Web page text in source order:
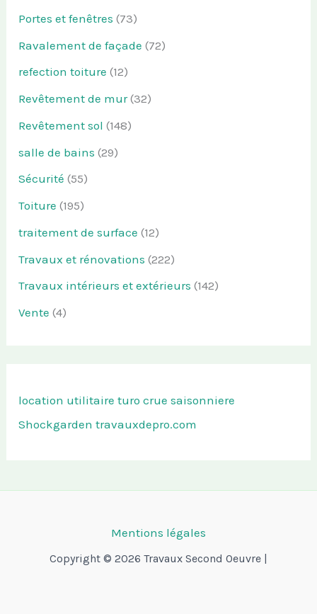
Portes et fenêtres (73)
Ravalement de façade (72)
refection toiture (12)
Revêtement de mur(32)
Revêtement sol (148)
salle de bains (29)
Sécurité (55)
Toiture (195)
traitement de surface (12)
Travaux et rénovations (222)
Travaux intérieurs et extérieurs (142)
Vente (4)
location utilitaire turo crue saisonniere
Shockgarden travauxdepro.com
Mentions légales
Copyright © 2026 Travaux Second Oeuvre |